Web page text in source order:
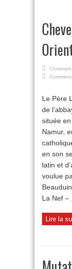
Le Père
de
située
Namur,
en son
latin et
voulue
La Nef –
Lire la